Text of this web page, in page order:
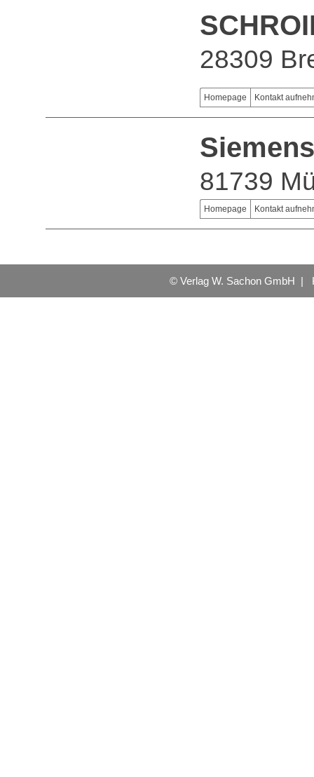
28309
Homepage Kontakt
81739
Homepage Kontakt
© Verlag W. Sachon GmbH |